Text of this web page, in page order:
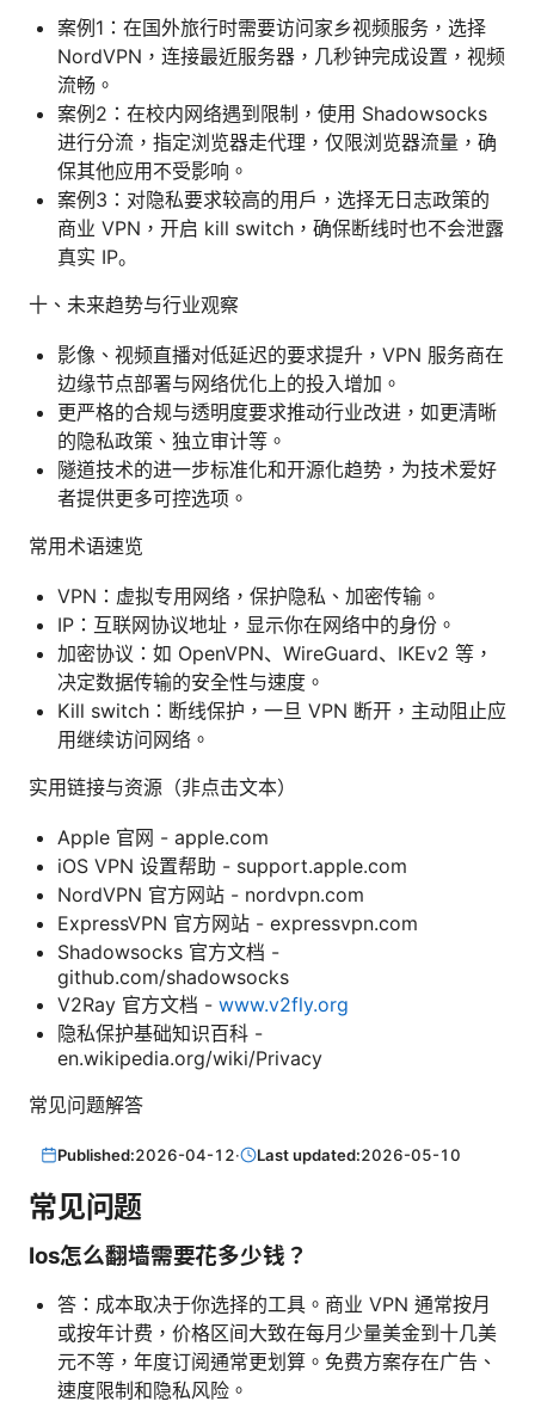
案例1：在国外旅行时需要访问家乡视频服务，选择
NordVPN，连接最近服务器，几秒钟完成设置，视频
流畅。
案例2：在校内网络遇到限制，使用 Shadowsocks
进行分流，指定浏览器走代理，仅限浏览器流量，确
保其他应用不受影响。
案例3：对隐私要求较高的用户，选择无日志政策的
商业 VPN，开启 kill switch，确保断线时也不会泄露
真实 IP。
十、未来趋势与行业观察
影像、视频直播对低延迟的要求提升，VPN 服务商在
边缘节点部署与网络优化上的投入增加。
更严格的合规与透明度要求推动行业改进，如更清晰
的隐私政策、独立审计等。
隧道技术的进一步标准化和开源化趋势，为技术爱好
者提供更多可控选项。
常用术语速览
VPN：虚拟专用网络，保护隐私、加密传输。
IP：互联网协议地址，显示你在网络中的身份。
加密协议：如 OpenVPN、WireGuard、IKEv2 等，
决定数据传输的安全性与速度。
Kill switch：断线保护，一旦 VPN 断开，主动阻止应
用继续访问网络。
实用链接与资源（非点击文本）
Apple 官网 - apple.com
iOS VPN 设置帮助 - support.apple.com
NordVPN 官方网站 - nordvpn.com
ExpressVPN 官方网站 - expressvpn.com
Shadowsocks 官方文档 -
github.com/shadowsocks
V2Ray 官方文档 - www.v2fly.org
隐私保护基础知识百科 -
en.wikipedia.org/wiki/Privacy
常见问题解答
Published:2026-04-12· Last updated:2026-05-10
常见问题
Ios怎么翻墙需要花多少钱？
答：成本取决于你选择的工具。商业 VPN 通常按月
或按年计费，价格区间大致在每月少量美金到十几美
元不等，年度订阅通常更划算。免费方案存在广告、
速度限制和隐私风险。